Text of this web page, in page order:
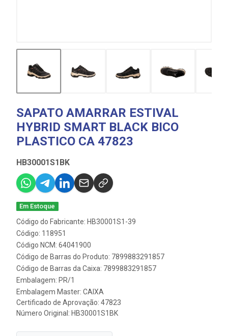
SAPATO AMARRAR ESTIVAL
HYBRID SMART BLACK BICO
PLASTICO CA 47823
HB30001S1BK
Em Estoque
Código do Fabricante: HB30001S1-39
Código: 118951
Código NCM: 64041900
Código de Barras do Produto: 7899883291857
Código de Barras da Caixa: 7899883291857
Embalagem: PR/1
Embalagem Master: CAIXA
Certificado de Aprovação: 47823
Número Original: HB30001S1BK